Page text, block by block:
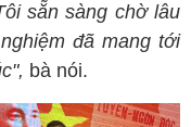
sẵn sàng chờ lâu
đã mang tới
bà nói.